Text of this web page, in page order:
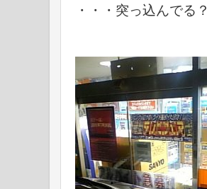
・・・突っ込んでる？